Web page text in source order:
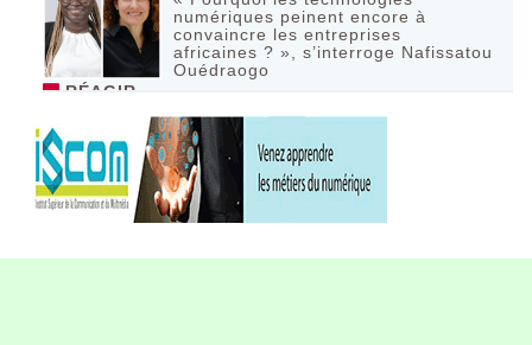
numériques peinent encore à
convaincre les entreprises
africaines ? », s’interroge Nafissatou
Ouédraogo
RÉAGIR